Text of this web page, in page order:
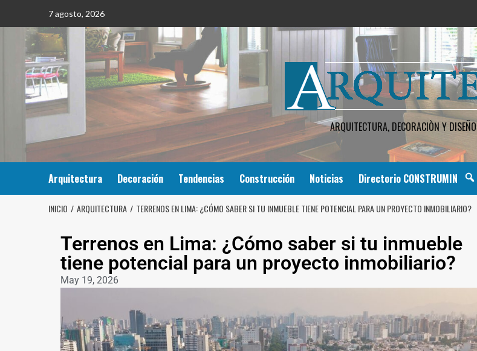
7 agosto, 2026
ARQUITECTURA, DECORACIÒN Y DISEÑO
Arquitectura Decoración Tendencias Construcción Noticias Directorio CONSTRUMIN
INICIO ARQUITECTURA TERRENOS EN LIMA: ¿CÓMO SABER SI TU INMUEBLE TIENE POTENCIAL PARA UN PROYECTO INMOBILIARIO?
Terrenos en Lima: ¿Cómo saber si tu inmueble
tiene potencial para un proyecto inmobiliario?
May 19, 2026